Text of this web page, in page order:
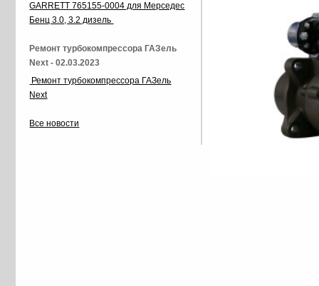
GARRETT 765155-0004 для Мерседес
Бенц 3.0, 3.2 дизель
Ремонт турбокомпрессора ГАЗель
Next - 02.03.2023
Ремонт турбокомпрессора ГАЗель
Next
Все новости